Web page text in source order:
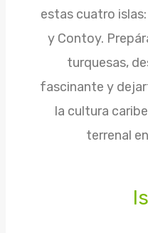
estas cuatro
y Contoy.
turquesas,
fascinante y
la cultura
terrenal